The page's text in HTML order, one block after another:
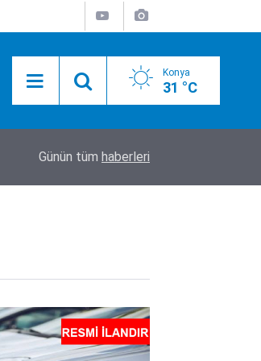
Konya
31 °C
Konya’da 1 kişinin öldüğü, 10 kişinin
Günün tüm haberleri